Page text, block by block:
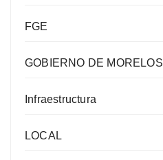
FGE
GOBIERNO DE MORELOS
Infraestructura
LOCAL